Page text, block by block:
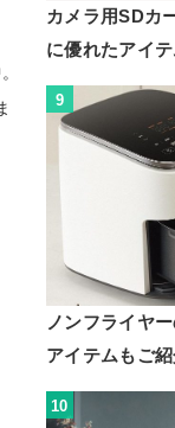
カメラ用SDカ
に優れたアイ
9
ノンフライヤ
アイテムもご
10